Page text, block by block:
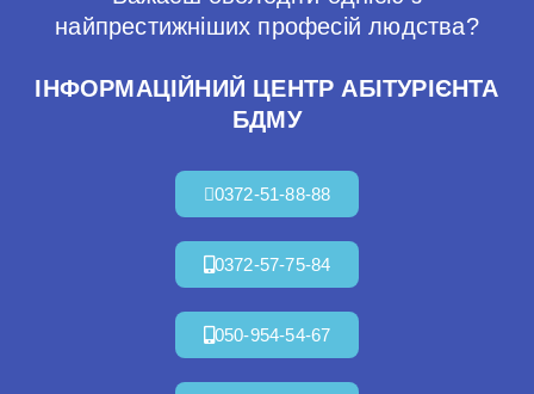
найпрестижніших професій людства?
ІНФОРМАЦІЙНИЙ ЦЕНТР АБІТУРІЄНТА
БДМУ
0372-51-88-88
0372-57-75-84
050-954-54-67